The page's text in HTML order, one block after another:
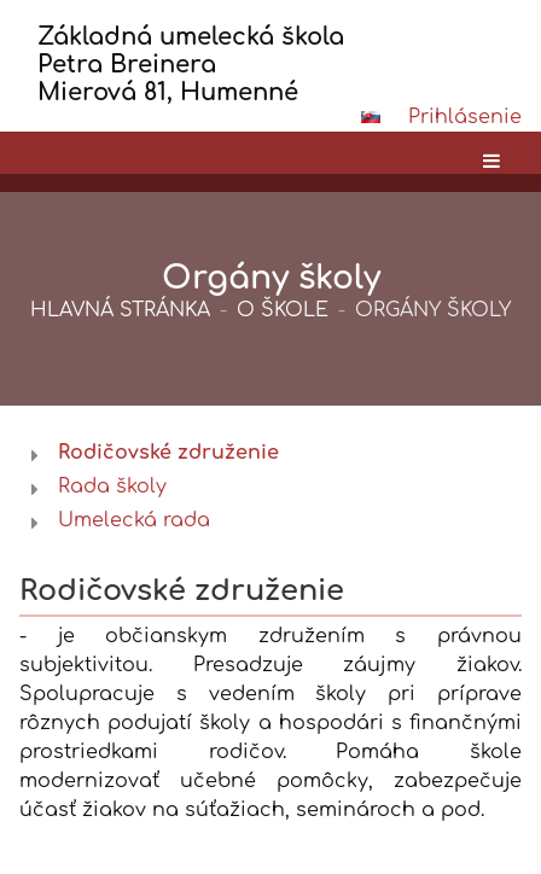
Základná umelecká škola
Petra Breinera
Mierová 81, Humenné
Prihlásenie
Orgány školy
HLAVNÁ STRÁNKA - O ŠKOLE - ORGÁNY ŠKOLY
Orgány
školy
Rodičovské združenie
Rada školy
Umelecká rada
Rodičovské združenie
- je občianskym združením s právnou
subjektivitou. Presadzuje záujmy žiakov.
Spolupracuje s vedením školy pri príprave
rôznych podujatí školy a hospodári s finančnými
prostriedkami rodičov. Pomáha škole
modernizovať učebné pomôcky, zabezpečuje
účasť žiakov na súťažiach, seminároch a pod.